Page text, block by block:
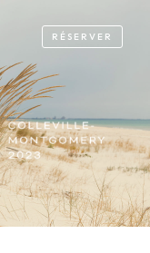
RÉSERVER